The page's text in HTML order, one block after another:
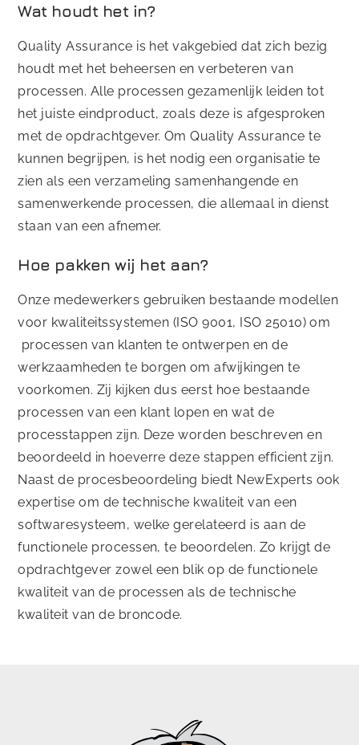
Wat houdt het in?
Quality Assurance is het vakgebied dat zich bezig
houdt met het beheersen en verbeteren van
processen. Alle processen gezamenlijk leiden tot
het juiste eindproduct, zoals deze is afgesproken
met de opdrachtgever. Om Quality Assurance te
kunnen begrijpen, is het nodig een organisatie te
zien als een verzameling samenhangende en
samenwerkende processen, die allemaal in dienst
staan van een afnemer.
Hoe pakken wij het aan?
Onze medewerkers gebruiken bestaande modellen
voor kwaliteitssystemen (ISO 9001, ISO 25010) om
processen van klanten te ontwerpen en de
werkzaamheden te borgen om afwijkingen te
voorkomen. Zij kijken dus eerst hoe bestaande
processen van een klant lopen en wat de
processtappen zijn. Deze worden beschreven en
beoordeeld in hoeverre deze stappen efficient zijn.
Naast de procesbeoordeling biedt NewExperts ook
expertise om de technische kwaliteit van een
softwaresysteem, welke gerelateerd is aan de
functionele processen, te beoordelen. Zo krijgt de
opdrachtgever zowel een blik op de functionele
kwaliteit van de processen als de technische
kwaliteit van de broncode.